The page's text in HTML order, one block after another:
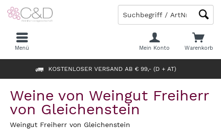
KOSTENLOSER VERSAND AB € 99,- (D + AT)
Warenkorb
Mein Konto
Menü
Weine von Weingut Freiherr
von Gleichenstein
Weingut Freiherr von Gleichenstein